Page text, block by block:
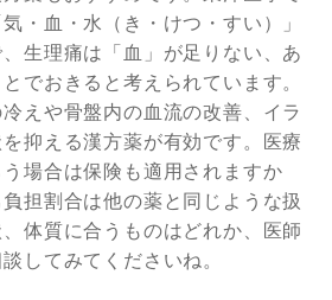
・血・水（き・けつ・すい）」
生理痛は「血」が足りない、あ
でおきると考えられています。
えや骨盤内の血流の改善、イラ
抑える漢方薬が有効です。医療
場合は保険も適用されますか
担割合は他の薬と同じような扱
体質に合うものはどれか、医師
してみてくださいね。